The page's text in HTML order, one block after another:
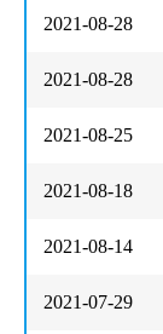
2021-08-28
2021-08-28
2021-08-25
2021-08-18
2021-08-14
2021-07-29